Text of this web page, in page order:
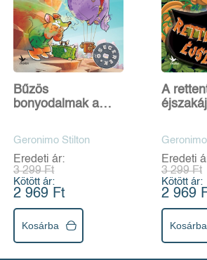
Bűzös
bonyodalmak a
Geronimo Stilton
Eredeti ár:
3 299 Ft
Kötött ár:
2 969 Ft
Kosárba
A
Eredeti
3 299 Ft
Kötött ár:
2 969
Kosárba